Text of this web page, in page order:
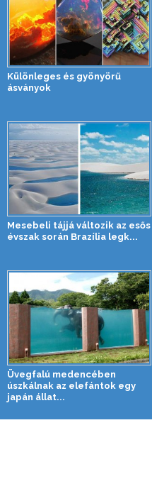
Különleges és gyönyörű
ásványok
Mesebeli tájjá változik az esős
évszak során Brazília legk...
Üvegfalú medencében
úszkálnak az elefántok egy
japán állat...